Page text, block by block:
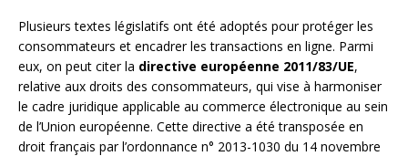
Plusieurs textes législatifs ont été adoptés pour protéger les
consommateurs et encadrer les transactions en ligne. Parmi
eux, on peut citer la directive européenne 2011/83/UE,
relative aux droits des consommateurs, qui vise à harmoniser
le cadre juridique applicable au commerce électronique au sein
de l’Union européenne. Cette directive a été transposée en
droit français par l’ordonnance n° 2013-1030 du 14 novembre